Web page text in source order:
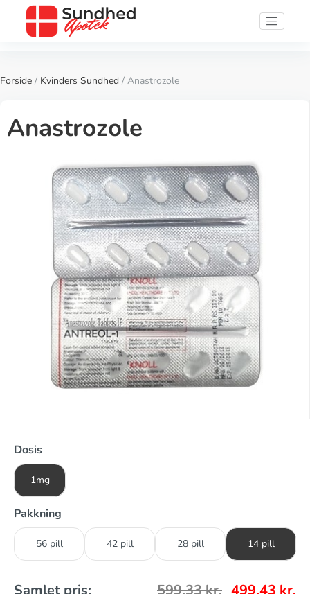
Forside / Kvinders Sundhed / Anastrozole
Anastrozole
Dosis
1mg
Pakkning
56 pill 42 pill 28 pill 14 pill